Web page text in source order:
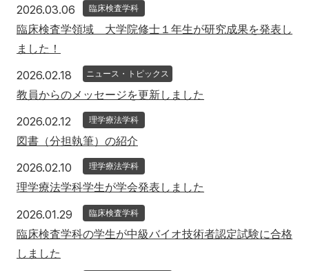
2026.03.06 2026年3月6日
臨床検査学科
臨床検査学領域 大学院修士１年生が研究成果を発表し
ました！
2026.02.18 2026年2月18日
ニュース・トピックス
教員からのメッセージを更新しました
2026.02.12 2026年2月12日
理学療法学科
図書（分担執筆）の紹介
2026.02.10 2026年2月10日
理学療法学科
理学療法学科学生が学会発表しました
2026.01.29 2026年1月29日
臨床検査学科
臨床検査学科の学生が中級バイオ技術者認定試験に合格
しました